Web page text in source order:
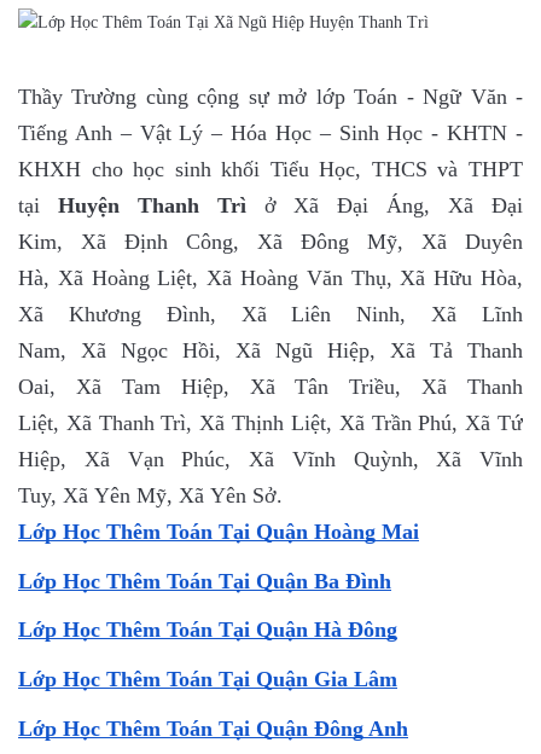
Thầy Trường cùng cộng sự mở lớp Toán - Ngữ Văn -
Tiếng Anh – Vật Lý – Hóa Học – Sinh Học - KHTN -
KHXH cho học sinh khối Tiểu Học, THCS và THPT
tại Huyện Thanh Trìở Xã Đại Áng, Xã Đại
Kim, Xã Định Công, Xã Đông Mỹ, Xã Duyên
Hà, Xã Hoàng Liệt, Xã Hoàng Văn Thụ, Xã Hữu Hòa,
Xã Khương Đình, Xã Liên Ninh, Xã Lĩnh
Nam, Xã Ngọc Hồi, Xã Ngũ Hiệp, Xã Tả Thanh
Oai, Xã Tam Hiệp, Xã Tân Triều, Xã Thanh
Liệt, Xã Thanh Trì, Xã Thịnh Liệt, Xã Trần Phú, Xã Tứ
Hiệp, Xã Vạn Phúc, Xã Vĩnh Quỳnh, Xã Vĩnh
Tuy, Xã Yên Mỹ, Xã Yên Sở.
Lớp Học Thêm Toán Tại Quận Hoàng Mai
Lớp Học Thêm Toán Tại Quận Ba Đình
Lớp Học Thêm Toán Tại Quận Hà Đông
Lớp Học Thêm Toán Tại Quận Gia Lâm
Lớp Học Thêm Toán Tại Quận Đông Anh